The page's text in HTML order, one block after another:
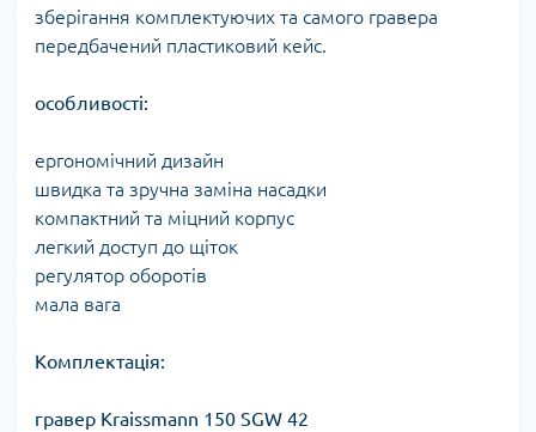
зберігання комплектуючих та самого гравера
передбачений пластиковий кейс.
особливості:
ергономічний дизайн
швидка та зручна заміна насадки
компактний та міцний корпус
легкий доступ до щіток
регулятор оборотів
мала вага
Комплектація:
гравер Kraissmann 150 SGW 42